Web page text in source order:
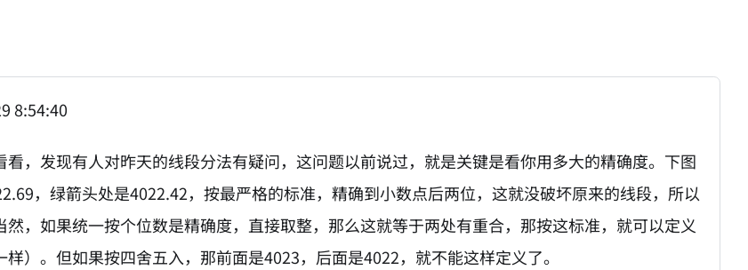
8:54:40
看，发现有人对昨天的线段分法有疑问，这问题以前说过，就是关键是看你用多大的精确度。下图
，绿箭头处是4022.42，按最严格的标准，精确到小数点后两位，这就没破坏原来的线段，所以
然，如果统一按个位数是精确度，直接取整，那么这就等于两处有重合，那按这标准，就可以定义
）。但如果按四舍五入，那前面是4023，后面是4022，就不能这样定义了。